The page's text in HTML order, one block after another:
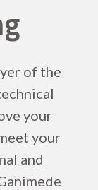
of the
your
your
and